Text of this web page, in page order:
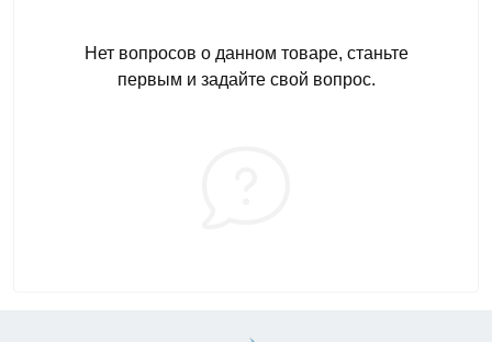
Нет вопросов о данном товаре, станьте
первым и задайте свой вопрос.